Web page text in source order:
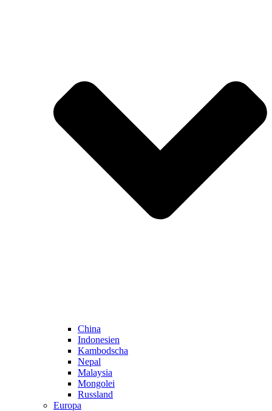
China
Indonesien
Kambodscha
Nepal
Malaysia
Mongolei
Russland
Europa